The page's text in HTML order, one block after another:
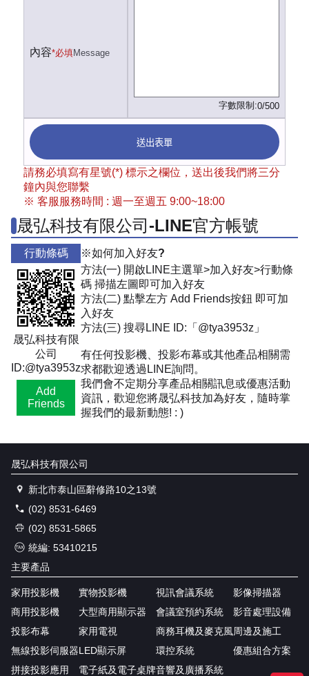
內容*必填Message
字數限制:0/500
送出表單
請務必填寫有星號(*) 標示之欄位，送出後我們將三分
鐘內與您聯繫
※ 客服服務時間 : 週一至週五 9:00~18:00
晟弘科技有限公司-LINE官方帳號
行動條碼
晟弘科技有限
公司
ID:@tya3953z
Add
Friends
※如何加入好友?
方法(一) 開啟LINE主選單>加入好友>行動條
碼 掃描左圖即可加入好友
方法(二) 點擊左方 Add Friends按鈕 即可加
入好友
方法(三) 搜尋LINE ID:「@tya3953z」
有任何投影機、投影布幕或其他產品相關需
求都歡迎透過LINE詢問。
我們會不定期分享產品相關訊息或優惠活動
資訊，歡迎您將晟弘科技加為好友，隨時掌
握我們的最新動態! : )
晟弘科技有限公司
新北市泰山區辭修路10之13號
(02) 8531-6469
(02) 8531-5865
統編: 53410215
主要產品
家用投影機
商用投影機
投影布幕
無線投影伺服器
拼接投影應用
實物投影機
大型商用顯示器
家用電視
LED顯示屏
電子紙及電子桌牌
視訊會議系統
會議室預約系統
商務耳機及麥克風
環控系統
音響及廣播系統
影像掃描器
影音處理設備
周邊及施工
優惠組合方案